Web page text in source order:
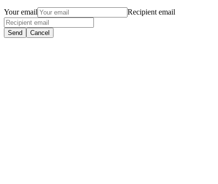
Your email Recipient email
Send Cancel